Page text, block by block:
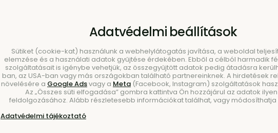
ÉTKEZÉS
Adatvédelmi beállítások
Sütiket (cookie-kat) használunk a webhelylátogatás javítása, a weboldal
elemzése és a használati adatok gyűjtése érdekében. Ebből a célból harmadik
szolgáltatásait is igénybe vehetjük, az összegyűjtött adatok pedig átadásra
ban, az USA-ban vagy más országokban található partnereinknek. A hirdetések
növelésére a Google Adsvagy a Meta (Facebook, Instagram) szolgáltatások
Az „Összes süti elfogadása” gombra kattintva Ön hozzájárul az adatok
feldolgozásához. Alább részletesebb információkat találhat, vagy
Adatvédelmi tájékoztató